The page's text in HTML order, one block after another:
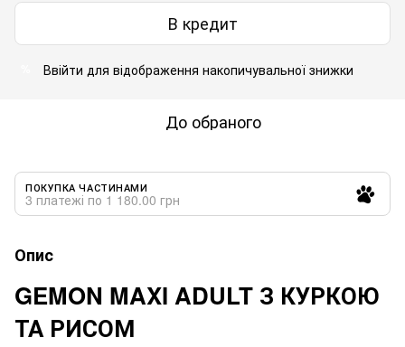
В кредит
Ввійти для відображення накопичувальної знижки
До обраного
ПОКУПКА ЧАСТИНАМИ
3 платежі по 1 180.00 грн
Опис
GEMON MAXI ADULT З КУРКОЮ
ТА РИСОМ